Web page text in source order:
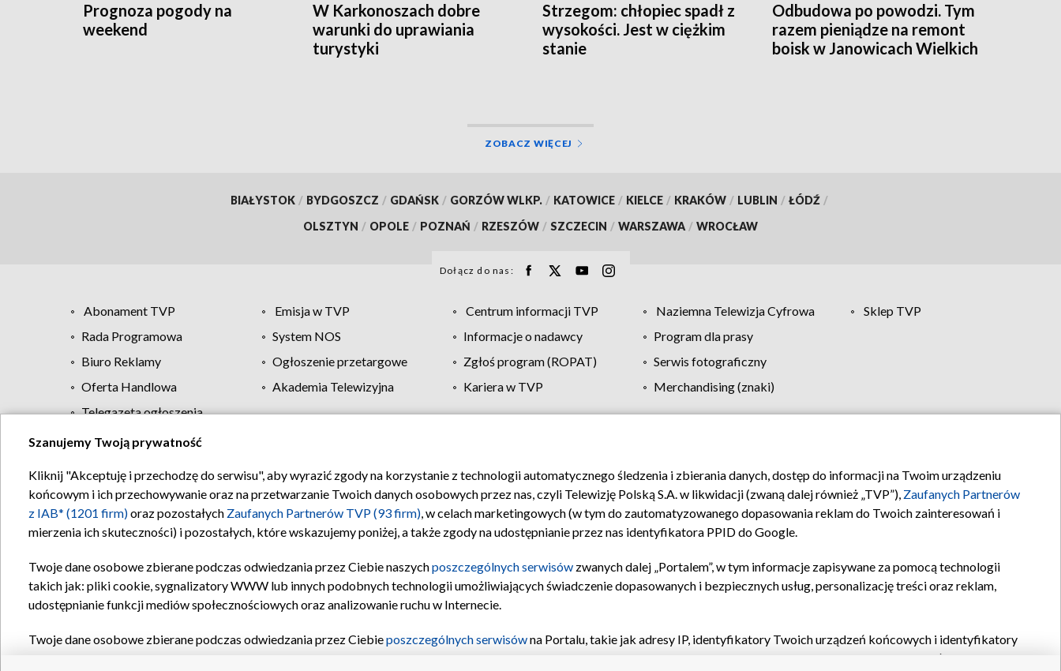
Prognoza pogody na
weekend
W Karkonoszach dobre
warunki do uprawiania
turystyki
Strzegom: chłopiec spadł z
wysokości. Jest w ciężkim
stanie
Odbudowa po powodzi. Tym
razem pieniądze na remont
boisk w Janowicach Wielkich
ZOBACZ WIĘCEJ
BIAŁYSTOK / BYDGOSZCZ / GDAŃSK / GORZÓW WLKP. / KATOWICE / KIELCE / KRAKÓW / LUBLIN / ŁÓDŹ /
OLSZTYN / OPOLE / POZNAŃ / RZESZÓW / SZCZECIN / WARSZAWA / WROCŁAW
Dołącz do nas:
Abonament TVP Emisja w TVP Centrum informacji TVP Naziemna Telewizja Cyfrowa
Sklep TVP
Rada Programowa
System NOS Informacje o nadawcy
Program dla prasy
Biuro Reklamy
Ogłoszenie przetargowe Zgłoś program (ROPAT)
Serwis fotograficzny
Oferta Handlowa
Akademia Telewizyjna Kariera w TVP
Merchandising (znaki)
Telegazeta ogłoszenia
Regulamin TVP Polityka prywatności Moje zgody Pomoc Biuro reklamy Kontakt
Szanujemy Twoją prywatność
Kliknij "Akceptuję i przechodzę do serwisu", aby wyrazić zgody na korzystanie z technologii automatycznego śledzenia i zbierania danych, dostęp do informacji na Twoim urządzeniu
końcowym i ich przechowywanie oraz na przetwarzanie Twoich danych osobowych przez nas, czyli Telewizję Polską S.A. w likwidacji (zwaną dalej również „TVP”), Zaufanych Partnerów
z IAB* (1201 firm)oraz pozostałych Zaufanych Partnerów TVP (93 firm), w celach marketingowych (w tym do zautomatyzowanego dopasowania reklam do Twoich zainteresowań i
mierzenia ich skuteczności) i pozostałych, które wskazujemy poniżej, a także zgody na udostępnianie przez nas identyfikatora PPID do Google.
Twoje dane osobowe zbierane podczas odwiedzania przez Ciebie naszychposzczególnych serwisów zwanych dalej „Portalem”, w tym informacje zapisywane za pomocą technologii
takich jak: pliki cookie, sygnalizatory WWW lub innych podobnych technologii umożliwiających świadczenie dopasowanych i bezpiecznych usług, personalizację treści oraz reklam,
udostępnianie funkcji mediów społecznościowych oraz analizowanie ruchu w Internecie.
Twoje dane osobowe zbierane podczas odwiedzania przez Ciebieposzczególnych serwisówna Portalu, takie jak adresy IP, identyfikatory Twoich urządzeń końcowych i identyfikatory
oraz pozostałych